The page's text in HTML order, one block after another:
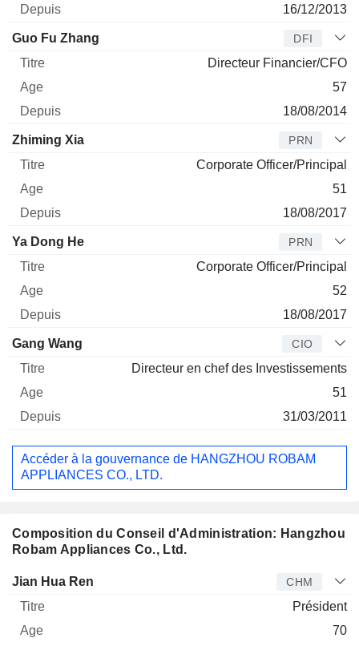
16/12/2013
Guo Fu Zhang DFI
Directeur Financier/CFO
57
18/08/2014
Zhiming Xia PRN
Corporate Officer/Principal
51
18/08/2017
Ya Dong He PRN
Corporate Officer/Principal
52
18/08/2017
Gang Wang CIO
Directeur en chef des Investissements
51
31/03/2011
Accéder à la gouvernance de HANGZHOU ROBAM
APPLIANCES CO., LTD.
Composition du Conseil d'Administration: Hangzhou
Robam Appliances Co., Ltd.
Administrateur
Jian Hua Ren CHM
Président
70